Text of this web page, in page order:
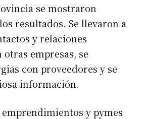
se mostraron
resultados. Se llevaron a
y relaciones
empresas, se
con proveedores y se
información.
y pymes